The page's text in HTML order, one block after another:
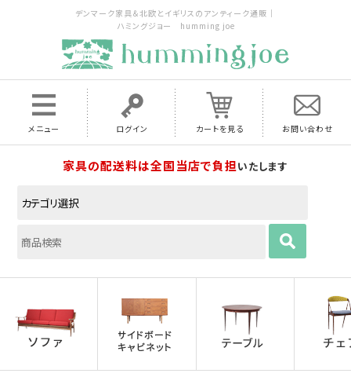
デンマーク家具＆北欧とイギリスのアンティーク通販｜
ハミングジョー humming joe
メニュー ログイン カートを見る お問い合わせ
家具の配送料は全国当店で負担いたします